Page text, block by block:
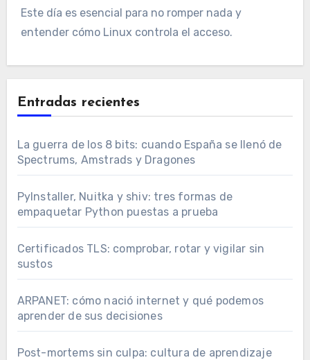
Este día es esencial para no romper nada y
entender cómo Linux controla el acceso.
Entradas recientes
La guerra de los 8 bits: cuando España se llenó de
Spectrums, Amstrads y Dragones
PyInstaller, Nuitka y shiv: tres formas de
empaquetar Python puestas a prueba
Certificados TLS: comprobar, rotar y vigilar sin
sustos
ARPANET: cómo nació internet y qué podemos
aprender de sus decisiones
Post-mortems sin culpa: cultura de aprendizaje